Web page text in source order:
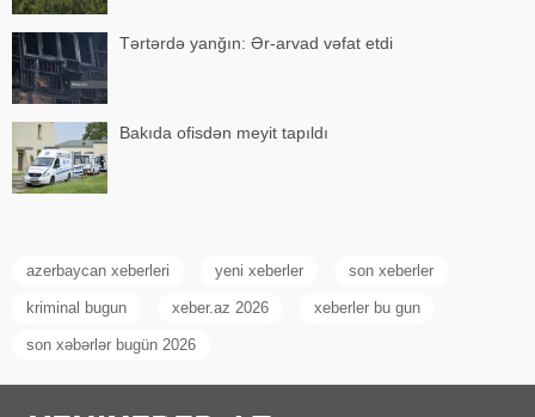
Tərtərdə yanğın: Ər-arvad vəfat etdi
Bakıda ofisdən meyit tapıldı
azerbaycan xeberleri yeni xeberler son xeberler
kriminal bugun xeber.az 2026 xeberler bu gun
son xəbərlər bugün 2026